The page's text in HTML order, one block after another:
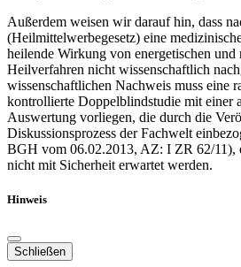
Außerdem weisen wir darauf hin, dass
(Heilmittelwerbegesetz) eine
heilende Wirkung von energetischen
Heilverfahren nicht wissenschaftlich
wissenschaftlichen Nachweis muss eine
kontrollierte Doppelblindstudie mit einer
Auswertung vorliegen, die durch die
Diskussionsprozess der Fachwelt
BGH vom 06.02.2013, AZ: I ZR 62/11),
nicht mit Sicherheit erwartet werden.
Hinweis
Schließen